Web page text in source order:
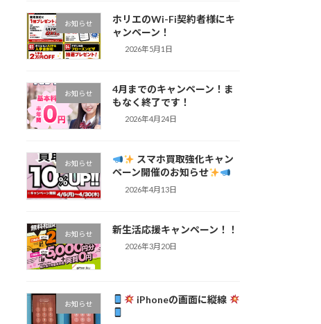
お知らせ
ホリエのWi-Fi契約者様にキ
ャンペーン！
2026年5月1日
お知らせ
4月までのキャンペーン！ま
もなく終了です！
2026年4月24日
お知らせ
スマホ買取強化キャン
ペーン開催のお知らせ
2026年4月13日
お知らせ 新生活応援キャンペーン！！
2026年3月20日
お知らせ iPhoneの画面に縦線